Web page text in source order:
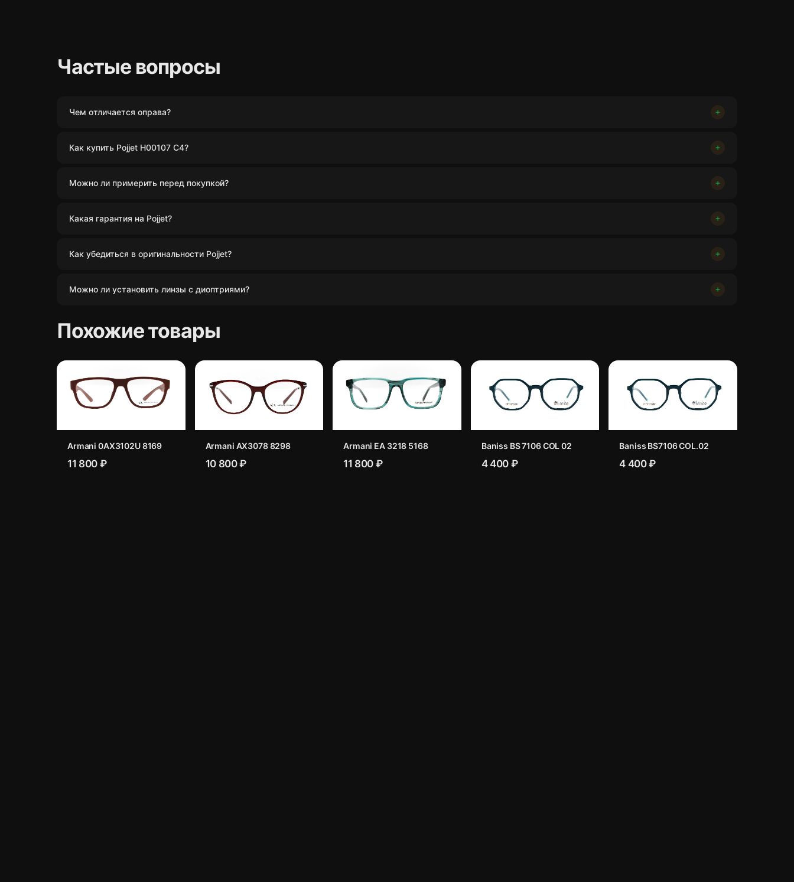
Частые вопросы
Чем отличается оправа?
Как купить Pojjet H00107 C4?
Можно ли примерить перед покупкой?
Какая гарантия на Pojjet?
Как убедиться в оригинальности Pojjet?
Можно ли установить линзы с диоптриями?
Похожие товары
Armani 0AX3102U 8169
11 800 ₽
Armani AX3078 8298
10 800 ₽
Armani EA 3218 5168
11 800 ₽
Baniss BS 7106 COL 02
4 400 ₽
Baniss BS7106 COL.02
4 400 ₽